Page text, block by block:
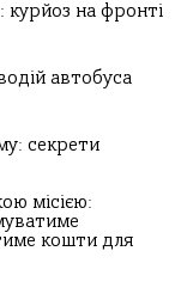
курйоз на фронті
автобуса
секрети
місією:
кошти для